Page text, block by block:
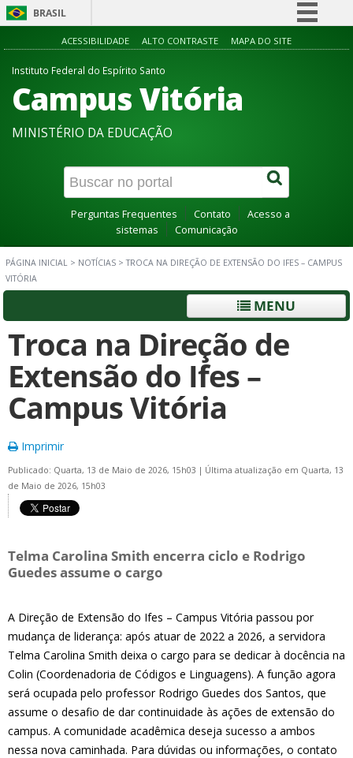
BRASIL
Simplifique!
Acesso à informação
Canais
ACESSIBILIDADE ALTO CONTRASTE MAPA DO SITE
Instituto Federal do Espírito Santo
Campus Vitória
MINISTÉRIO DA EDUCAÇÃO
Perguntas Frequentes Contato
Acesso a
sistemas
Comunicação
PÁGINA INICIAL > NOTÍCIAS >TROCA NA DIREÇÃO DE EXTENSÃO DO IFES – CAMPUS
VITÓRIA
MENU
Troca na Direção de
Extensão do Ifes –
Campus Vitória
Imprimir
Publicado: Quarta, 13 de Maio de 2026, 15h03 | Última atualização em Quarta, 13
de Maio de 2026, 15h03
Telma Carolina Smith encerra ciclo e Rodrigo
Guedes assume o cargo
A Direção de Extensão do Ifes – Campus Vitória passou por
mudança de liderança: após atuar de 2022 a 2026, a servidora
Telma Carolina Smith deixa o cargo para se dedicar à docência na
Colin (Coordenadoria de Códigos e Linguagens). A função agora
será ocupada pelo professor Rodrigo Guedes dos Santos, que
assume o desafio de dar continuidade às ações de extensão do
campus. A comunidade acadêmica deseja sucesso a ambos
nessa nova caminhada. Para dúvidas ou informações, o contato